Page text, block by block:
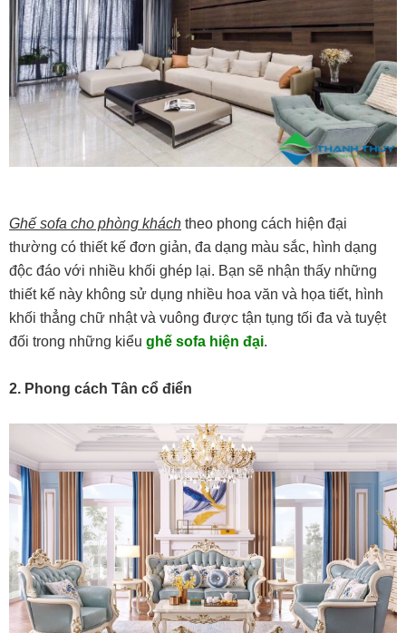
Ghế sofa cho phòng khách theo phong cách hiện đại
thường có thiết kế đơn giản, đa dạng màu sắc, hình dạng
độc đáo với nhiều khối ghép lại. Bạn sẽ nhận thấy những
thiết kế này không sử dụng nhiều hoa văn và họa tiết, hình
khối thẳng chữ nhật và vuông được tận tụng tối đa và tuyệt
đối trong những kiểu ghế sofa hiện đại.
2. Phong cách Tân cổ điển